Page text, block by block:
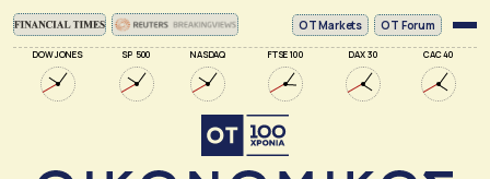
DOW JONES SP 500 NASDAQ FTSE 100 DAX 30 CAC 40
ΟΤ Markets OT Forum